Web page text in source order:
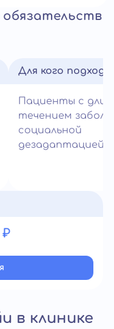
Для кого
Пациенты с
течением
социальной
дезадаптацией.
в клинике